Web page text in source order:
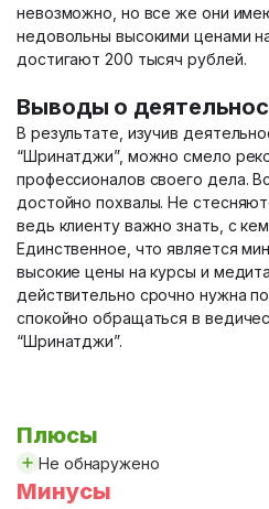
невозможно, но все же они
недовольны высокими ценами
достигают 200 тысяч рублей.
Выводы о
В результате, изучив
“Шринатджи”, можно смело
профессионалов своего дела.
достойно похвалы. Не
ведь клиенту важно знать, с
Единственное, что является
высокие цены на курсы и
действительно срочно нужна
спокойно обращаться в
“Шринатджи”.
Плюсы
Не обнаружено
Минусы